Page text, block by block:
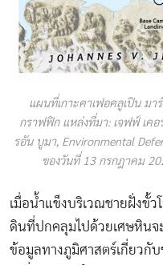
แผนที่เกาะคาเฟอคลูเปิน ม
กราฟฟิก แหล่งที่มา: เจฟฟ์ เคอ
รอัน บูมา, Environmental
ของวันที่ 13 กรกฎาคม
เมื่อน้ำแข็งบริเวณชายฝั่งขั้
ดินที่ปกคลุมไปด้วยเศษหินจ
ข้อมูลทางภูมิศาสตร์เกี่ยวกั